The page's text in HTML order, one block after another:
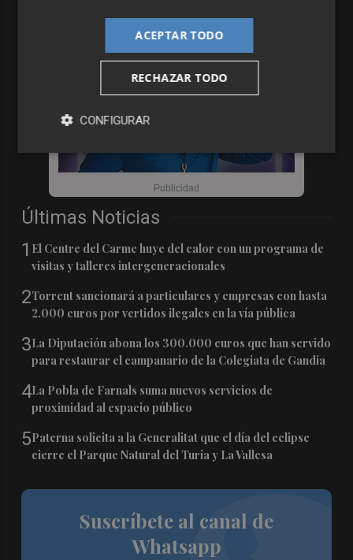
Últimas Noticias
1 El Centre del Carme huye del calor con un programa de
visitas y talleres intergeneracionales
2Torrent sancionará a particulares y empresas con hasta
2.000 euros por vertidos ilegales en la vía pública
3La Diputación abona los 300.000 euros que han servido
para restaurar el campanario de la Colegiata de Gandia
4La Pobla de Farnals suma nuevos servicios de
proximidad al espacio público
5Paterna solicita a la Generalitat que el día del eclipse
cierre el Parque Natural del Turia y La Vallesa
Suscríbete al canal de
Whatsapp
ACEPTAR TODO
RECHAZAR TODO
CONFIGURAR